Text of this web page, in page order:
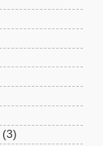
(3)